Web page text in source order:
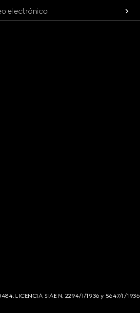
electrónico
LICENCIA SIAE N. 2294/I/1936 y 5647/I/1936